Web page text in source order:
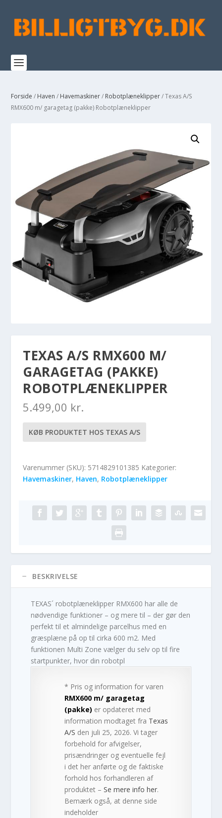
Forside / Haven / Havemaskiner/ Robotplæneklipper/ Texas A/S
RMX600 m/ garagetag (pakke) Robotplæneklipper
TEXAS A/S RMX600 M/
GARAGETAG (PAKKE)
ROBOTPLÆNEKLIPPER
5.499,00 kr.
KØB PRODUKTET HOS TEXAS A/S
Varenummer (SKU): 5714829101385 Kategorier:
Havemaskiner, Haven, Robotplæneklipper
BESKRIVELSE
TEXAS´ robotplæneklipper RMX600 har alle de
nødvendige funktioner – og mere til – der gør den
perfekt til et almindelige parcelhus med en
græsplæne på op til cirka 600 m2. Med
funktionen Multi Zone vælger du selv op til fire
startpunkter, hvor din robotpl
* Pris og information for varen
RMX600 m/ garagetag
(pakke) er opdateret med
information modtaget fra Texas
A/S den juli 25, 2026. Vi tager
forbehold for afvigelser,
prisændringer og eventuelle fejl
i det her anførte og de faktiske
forhold hos forhandleren af
produktet –Se mere info her.
Bemærk også, at denne side
indeholder